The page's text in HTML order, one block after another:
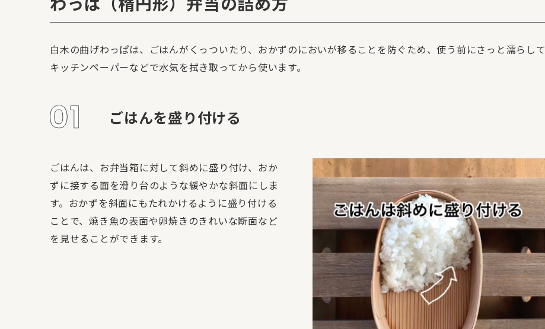
白木の曲げわっぱは、ごはんがくっついたり、おかずのにおいが移ることを防ぐため、使う前にさっと濡らして
キッチンペーパーなどで水気を拭き取ってから使います。
ごはんを盛り付ける
ごはんは、お弁当箱に対して斜めに盛り付け、おか
ずに接する面を滑り台のような緩やかな斜面にしま
す。おかずを斜面にもたれかけるように盛り付ける
ことで、焼き魚の表面や卵焼きのきれいな断面など
を見せることができます。